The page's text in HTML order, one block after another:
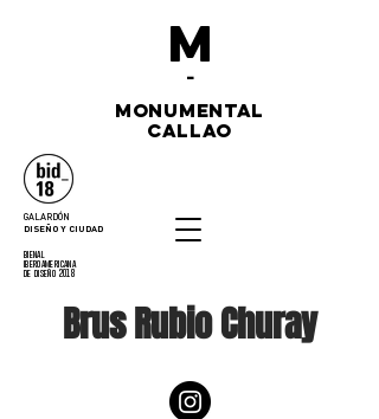
GALARDÓN
DISEÑO Y CIUDAD
bienal
iberoamericana
de diseño 2018
M
-
monumental
callao
Brus Rubio Churay